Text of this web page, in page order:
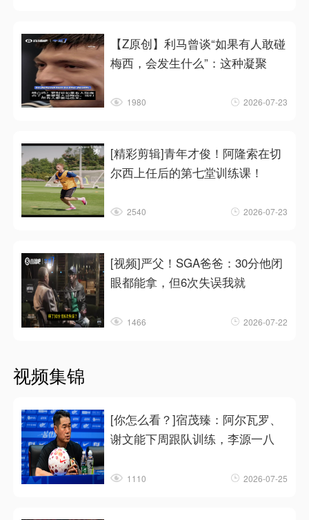
【Z原创】利马曾谈“如果有人敢碰
梅西，会发生什么”：这种凝聚
1980 2026-07-23
[精彩剪辑]青年才俊！阿隆索在切
尔西上任后的第七堂训练课！
2540 2026-07-23
[视频]严父！SGA爸爸：30分他闭
眼都能拿，但6次失误我就
1466 2026-07-22
视频集锦
[你怎么看？]宿茂臻：阿尔瓦罗、
谢文能下周跟队训练，李源一八
1110 2026-07-25